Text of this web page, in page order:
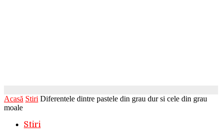
Acasă Stiri Diferentele dintre pastele din grau dur si cele din grau
moale
Stiri